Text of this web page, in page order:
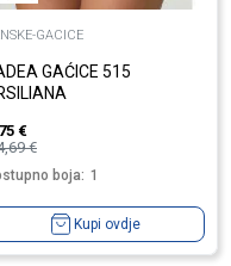
GACICE
GAĆICE 515
€
€
boja: 1
Kupi ovdje